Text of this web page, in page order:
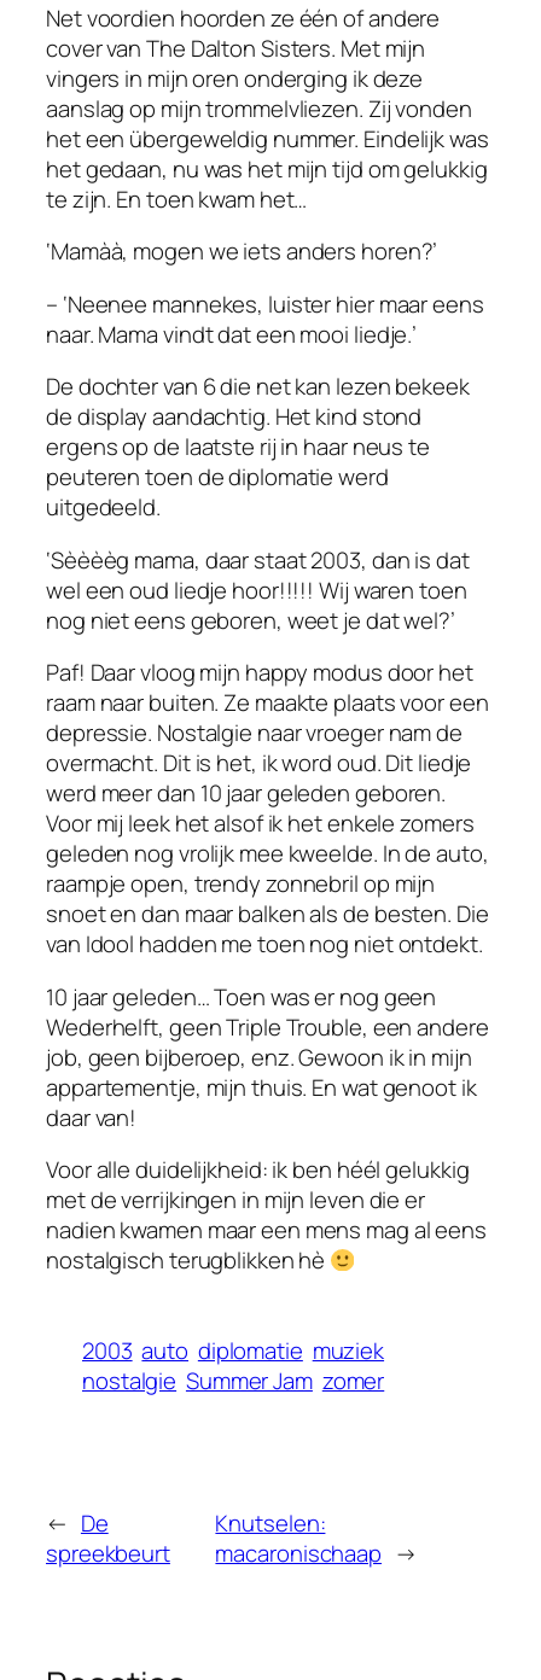
Net voordien hoorden ze één of andere
cover van The Dalton Sisters. Met mijn
vingers in mijn oren onderging ik deze
aanslag op mijn trommelvliezen. Zij vonden
het een übergeweldig nummer. Eindelijk was
het gedaan, nu was het mijn tijd om gelukkig
te zijn. En toen kwam het…
‘Mamàà, mogen we iets anders horen?’
– ‘Neenee mannekes, luister hier maar eens
naar. Mama vindt dat een mooi liedje.’
De dochter van 6 die net kan lezen bekeek
de display aandachtig. Het kind stond
ergens op de laatste rij in haar neus te
peuteren toen de diplomatie werd
uitgedeeld.
‘Sèèèèg mama, daar staat 2003, dan is dat
wel een oud liedje hoor!!!!! Wij waren toen
nog niet eens geboren, weet je dat wel?’
Paf! Daar vloog mijn happy modus door het
raam naar buiten. Ze maakte plaats voor een
depressie. Nostalgie naar vroeger nam de
overmacht. Dit is het, ik word oud. Dit liedje
werd meer dan 10 jaar geleden geboren.
Voor mij leek het alsof ik het enkele zomers
geleden nog vrolijk mee kweelde. In de auto,
raampje open, trendy zonnebril op mijn
snoet en dan maar balken als de besten. Die
van Idool hadden me toen nog niet ontdekt.
10 jaar geleden… Toen was er nog geen
Wederhelft, geen Triple Trouble, een andere
job, geen bijberoep, enz. Gewoon ik in mijn
appartementje, mijn thuis. En wat genoot ik
daar van!
Voor alle duidelijkheid: ik ben héél gelukkig
met de verrijkingen in mijn leven die er
nadien kwamen maar een mens mag al eens
nostalgisch terugblikken hè
2003 auto diplomatie muziek
nostalgie Summer Jam zomer
← De
spreekbeurt
Knutselen:
macaronischaap →